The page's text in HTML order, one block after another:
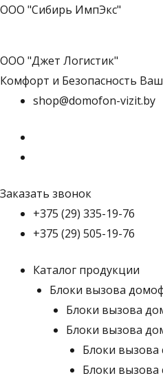
ООО "Сибирь ИмпЭкс"
ООО "Джет Логистик"
Комфорт и Безопасность
shop@domofon-vizit.by
Заказать звонок
+375 (29) 335-19-76
+375 (29) 505-19-76
Каталог продукции
Блоки вызова
Блоки вызова
Блоки вызова
Блоки вызова
Блоки вызова